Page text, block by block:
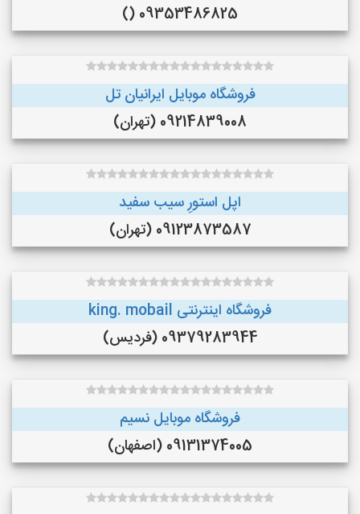
09353486825 ()
فروشگاه موبایل ایرانیان تل
09214839008 (تهران)
اپل استورِ سیب سفید
09123873587 (تهران)
فروشگاه اینترنتی king. mobail
09379283944 (فردیس)
فروشگاه موبایل نسیم
09131374005 (اصفهان)